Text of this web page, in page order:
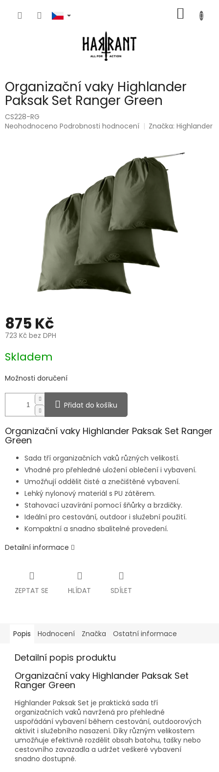
KOŠÍK
Organizační vaky Highlander
Paksak Set Ranger Green
CS228-RG
Průměrné
Neohodnoceno Podrobnosti hodnocení Značka:Highlander
875 Kč
723 Kč bez DPH
cena:
Skladem
Možnosti doručení
Přidat do košíku
Organizační vaky Highlander Paksak Set Ranger
Green
Sada tří organizačních vaků různých velikostí.
Vhodné pro přehledné uložení oblečení i vybavení.
Umožňují oddělit čisté a znečištěné vybavení.
Lehký nylonový materiál s PU zátěrem.
Stahovací uzavírání pomocí šňůrky a brzdičky.
Ideální pro cestování, outdoor i služební použití.
Kompaktní a snadno sbalitelné provedení.
Detailní informace
ZEPTAT SE HLÍDAT SDÍLET
Popis Hodnocení Značka Ostatní informace
Detailní popis produktu
Organizační vaky Highlander Paksak Set
Ranger Green
Highlander Paksak Set je praktická sada tří
organizačních vaků navržená pro přehledné
uspořádání vybavení během cestování, outdoorových
aktivit i služebního nasazení. Díky různým velikostem
umožňuje efektivně rozdělit obsah batohu, tašky nebo
cestovního zavazadla a udržet veškeré vybavení
snadno dostupné.